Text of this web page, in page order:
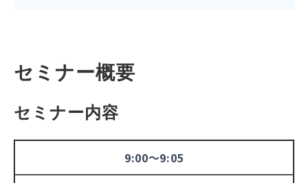
セミナー概要
セミナー内容
9:00～9:05